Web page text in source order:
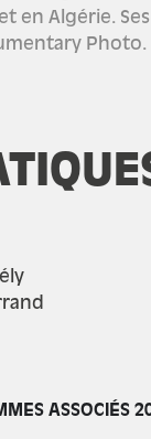
en Algérie.
Photo.
ASSOCIÉS